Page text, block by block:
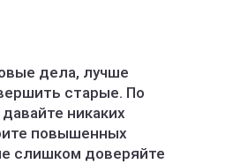
дела, лучше
старые. По
никаких
повышенных
слишком доверяйте